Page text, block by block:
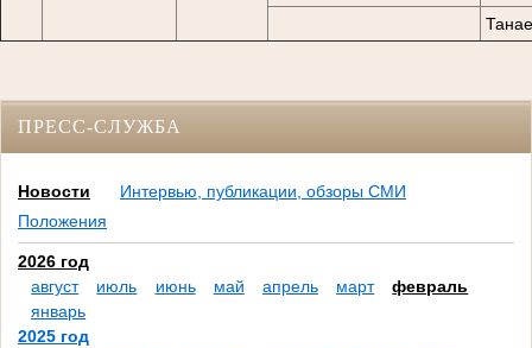
ПРЕСС-СЛУЖБА
Новости
Интервью, публикации, обзоры СМИ
Положения
2026 год
август
июль июнь май апрель март
февраль
январь
2025 год